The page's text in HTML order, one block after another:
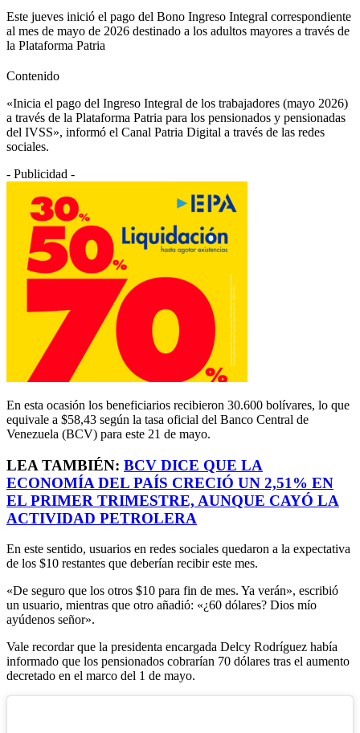
Este jueves inició el pago del Bono Ingreso Integral correspondiente
al mes de mayo de 2026 destinado a los adultos mayores a través de
la Plataforma Patria
Contenido
«Inicia el pago del Ingreso Integral de los trabajadores (mayo 2026)
a través de la Plataforma Patria para los pensionados y pensionadas
del IVSS», informó el Canal Patria Digital a través de las redes
sociales.
- Publicidad -
En esta ocasión los beneficiarios recibieron 30.600 bolívares, lo que
equivale a $58,43 según la tasa oficial del Banco Central de
Venezuela (BCV) para este 21 de mayo.
LEA TAMBIÉN: BCV DICE QUE LA
ECONOMÍA DEL PAÍS CRECIÓ UN 2,51% EN
EL PRIMER TRIMESTRE, AUNQUE CAYÓ LA
ACTIVIDAD PETROLERA
En este sentido, usuarios en redes sociales quedaron a la expectativa
de los $10 restantes que deberían recibir este mes.
«De seguro que los otros $10 para fin de mes. Ya verán», escribió
un usuario, mientras que otro añadió: «¿60 dólares? Dios mío
ayúdenos señor».
Vale recordar que la presidenta encargada Delcy Rodríguez había
informado que los pensionados cobrarían 70 dólares tras el aumento
decretado en el marco del 1 de mayo.